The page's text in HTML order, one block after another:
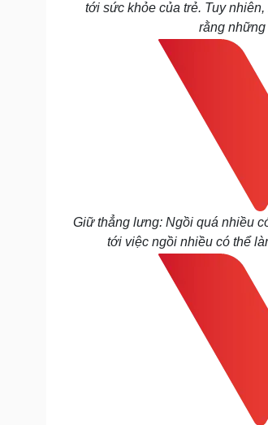
tới sức khỏe của trẻ. Tuy
rằng những
Giữ thẳng lưng: Ngồi quá nhiều
tới việc ngồi nhiều có thể